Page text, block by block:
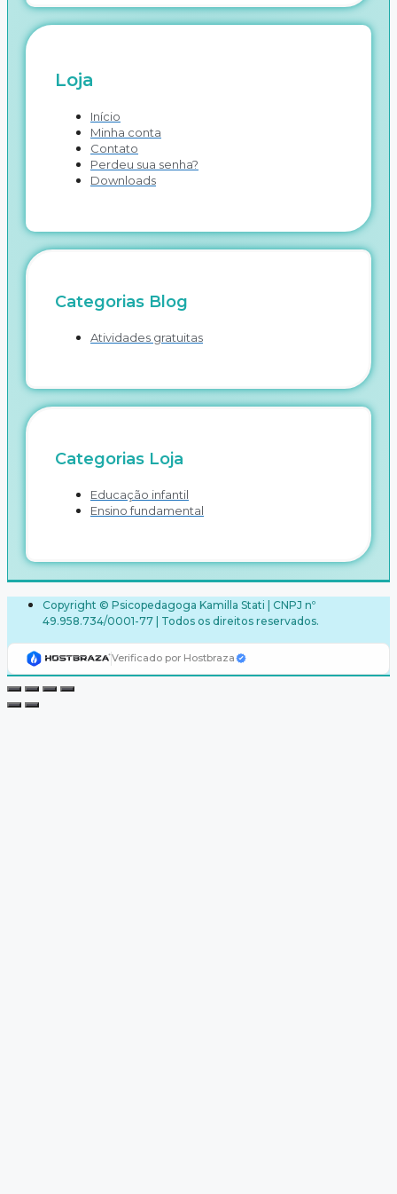
Loja
Início
Minha conta
Contato
Perdeu sua senha?
Downloads
Categorias Blog
Atividades gratuitas
Categorias Loja
Educação infantil
Ensino fundamental
Copyright © Psicopedagoga Kamilla Stati | CNPJ nº
49.958.734/0001-77 | Todos os direitos reservados.